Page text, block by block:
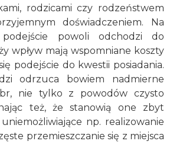
rodzicami czy rodzeństwem
doświadczeniem. Na
powoli odchodzi do
wpływ mają wspomniane koszty
podejście do kwestii posiadania.
odrzuca bowiem nadmierne
nie tylko z powodów czysto
też, że stanowią one zbyt
np. realizowanie
przemieszczanie się z miejsca